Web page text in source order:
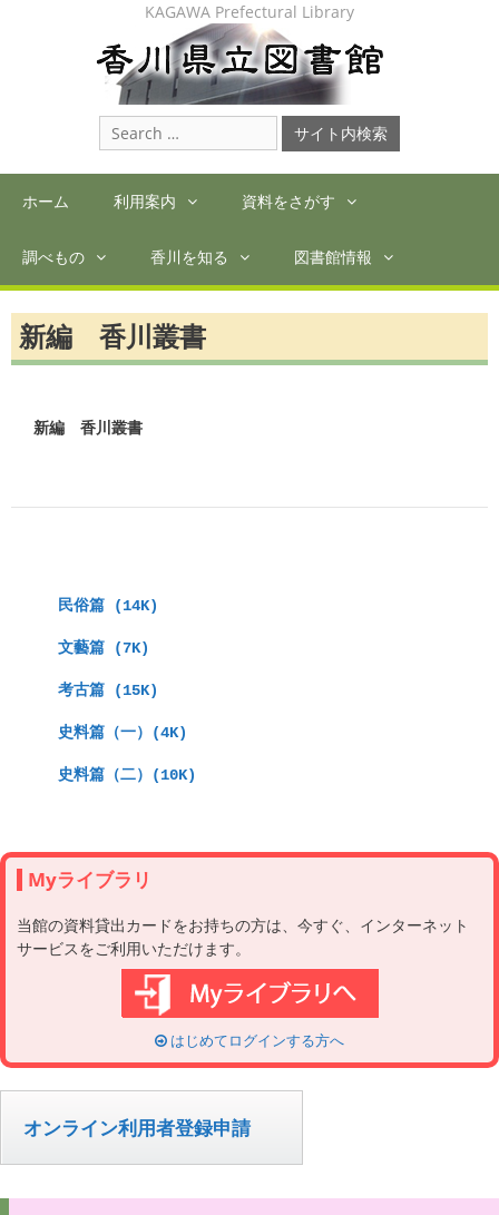
KAGAWA Prefectural Library
Search
for:
ホーム 利用案内 資料をさがす
調べもの 香川を知る 図書館情報
新編 香川叢書
新編　香川叢書
民俗篇 (14K)
文藝篇 (7K)
考古篇 (15K)
史料篇（一）(4K)
史料篇（二）(10K)
Myライブラリ
当館の資料貸出カードをお持ちの方は、今すぐ、インターネット
サービスをご利用いただけます。
はじめてログインする方へ
オンライン利用者登録申請